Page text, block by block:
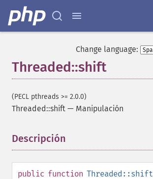
Change language:
Threaded::shift
(PECL pthreads >= 2.0.0)
Threaded::shift — Manipulación
Descripción
public function Threaded::shift